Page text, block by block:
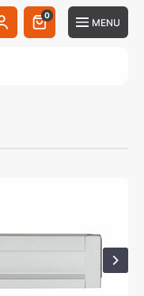
0
MENU